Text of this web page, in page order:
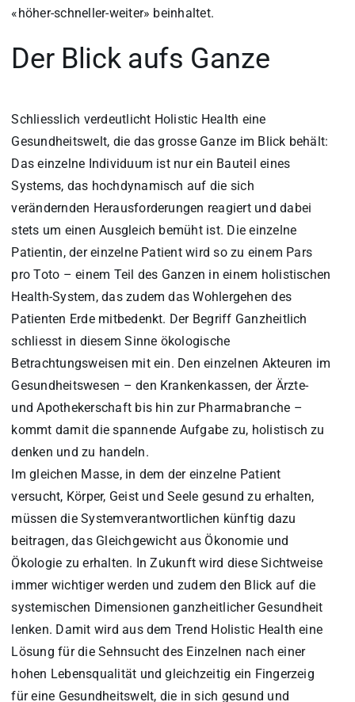
«höher-schneller-weiter» beinhaltet.
Der Blick aufs Ganze
Schliesslich verdeutlicht Holistic Health eine
Gesundheitswelt, die das grosse Ganze im Blick behält:
Das einzelne Individuum ist nur ein Bauteil eines
Systems, das hochdynamisch auf die sich
verändernden Herausforderungen reagiert und dabei
stets um einen Ausgleich bemüht ist. Die einzelne
Patientin, der einzelne Patient wird so zu einem Pars
pro Toto – einem Teil des Ganzen in einem holistischen
Health-System, das zudem das Wohlergehen des
Patienten Erde mitbedenkt. Der Begriff Ganzheitlich
schliesst in diesem Sinne ökologische
Betrachtungsweisen mit ein. Den einzelnen Akteuren im
Gesundheitswesen – den Krankenkassen, der Ärzte-
und Apothekerschaft bis hin zur Pharmabranche –
kommt damit die spannende Aufgabe zu, holistisch zu
denken und zu handeln.
Im gleichen Masse, in dem der einzelne Patient
versucht, Körper, Geist und Seele gesund zu erhalten,
müssen die Systemverantwortlichen künftig dazu
beitragen, das Gleichgewicht aus Ökonomie und
Ökologie zu erhalten. In Zukunft wird diese Sichtweise
immer wichtiger werden und zudem den Blick auf die
systemischen Dimensionen ganzheitlicher Gesundheit
lenken. Damit wird aus dem Trend Holistic Health eine
Lösung für die Sehnsucht des Einzelnen nach einer
hohen Lebensqualität und gleichzeitig ein Fingerzeig
für eine Gesundheitswelt, die in sich gesund und